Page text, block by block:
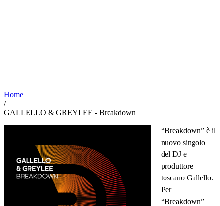
Home
/
GALLELLO & GREYLEE - Breakdown
“Breakdown” è il
nuovo singolo
del DJ e
produttore
toscano Gallello.
Per
“Breakdown”